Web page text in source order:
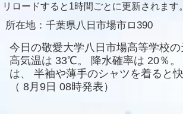
リロードすると1時間ごとに更新されます。
所在地： 千葉県八日市場市ロ390
今日の敬愛大学八日市場高等学校の
高気温は 33℃。 降水確率は 20％。
は、
半袖や薄手のシャツを着ると快
（ 8月9日 08時発表）